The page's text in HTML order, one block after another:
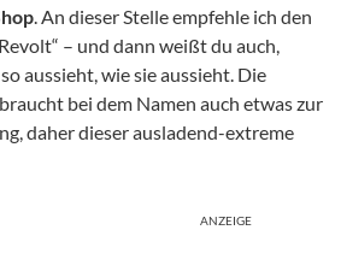
. An dieser Stelle empfehle ich den
– und dann weißt du auch,
aussieht, wie sie aussieht. Die
bei dem Namen auch etwas zur
daher dieser ausladend-extreme
ANZEIGE